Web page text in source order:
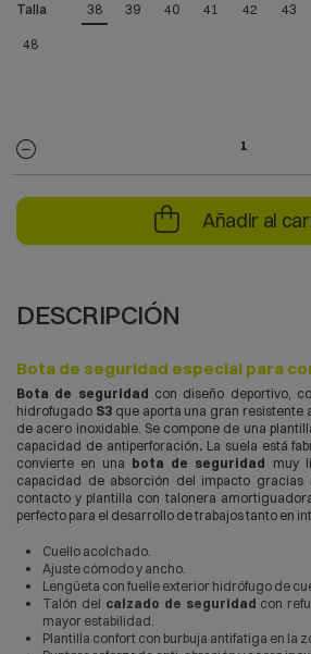
Talla 38 39 40 41 42 43
48
Añadir al
DESCRIPCIÓN
Bota de seguridad especial para
Bota de seguridad con diseño deportivo,
hidrofugado S3que aporta una gran resistente
de acero inoxidable. Se compone de una
capacidad de antiperforación. La suela está
convierte en una bota de seguridad muy
capacidad de absorción del impacto gracias
contacto y plantilla con talonera
perfecto para el desarrollo de trabajos tanto en
Cuello acolchado.
Ajuste cómodo y ancho.
Lengüeta con fuelle exterior hidrófugo de
Talón del calzado de seguridad con
mayor estabilidad.
Plantilla confort con burbuja antifatiga en la